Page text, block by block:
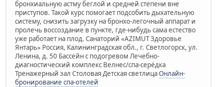
бронхиальную астму беглой и средней степени вне
приступов. Такой курс помогает подсобить дыхательную
систему, снизить загрузку на бронхо-легочный аппарат и
пролечь воссоздание в пункте, где-нибудь сама естество
уже работает на плод. Санаторий «AZIMUT Здоровье
Янтарь» Россия, Калининградская обл., г. Светлогорск, ул.
Ленина, д. 50 Бассейн с подогревом Лечебно-
диагностический комплекс Велнес/спа-серёдка
Тренажерный зал Столовая Детская светлицаОнлайн-
бронирование спа-отелей